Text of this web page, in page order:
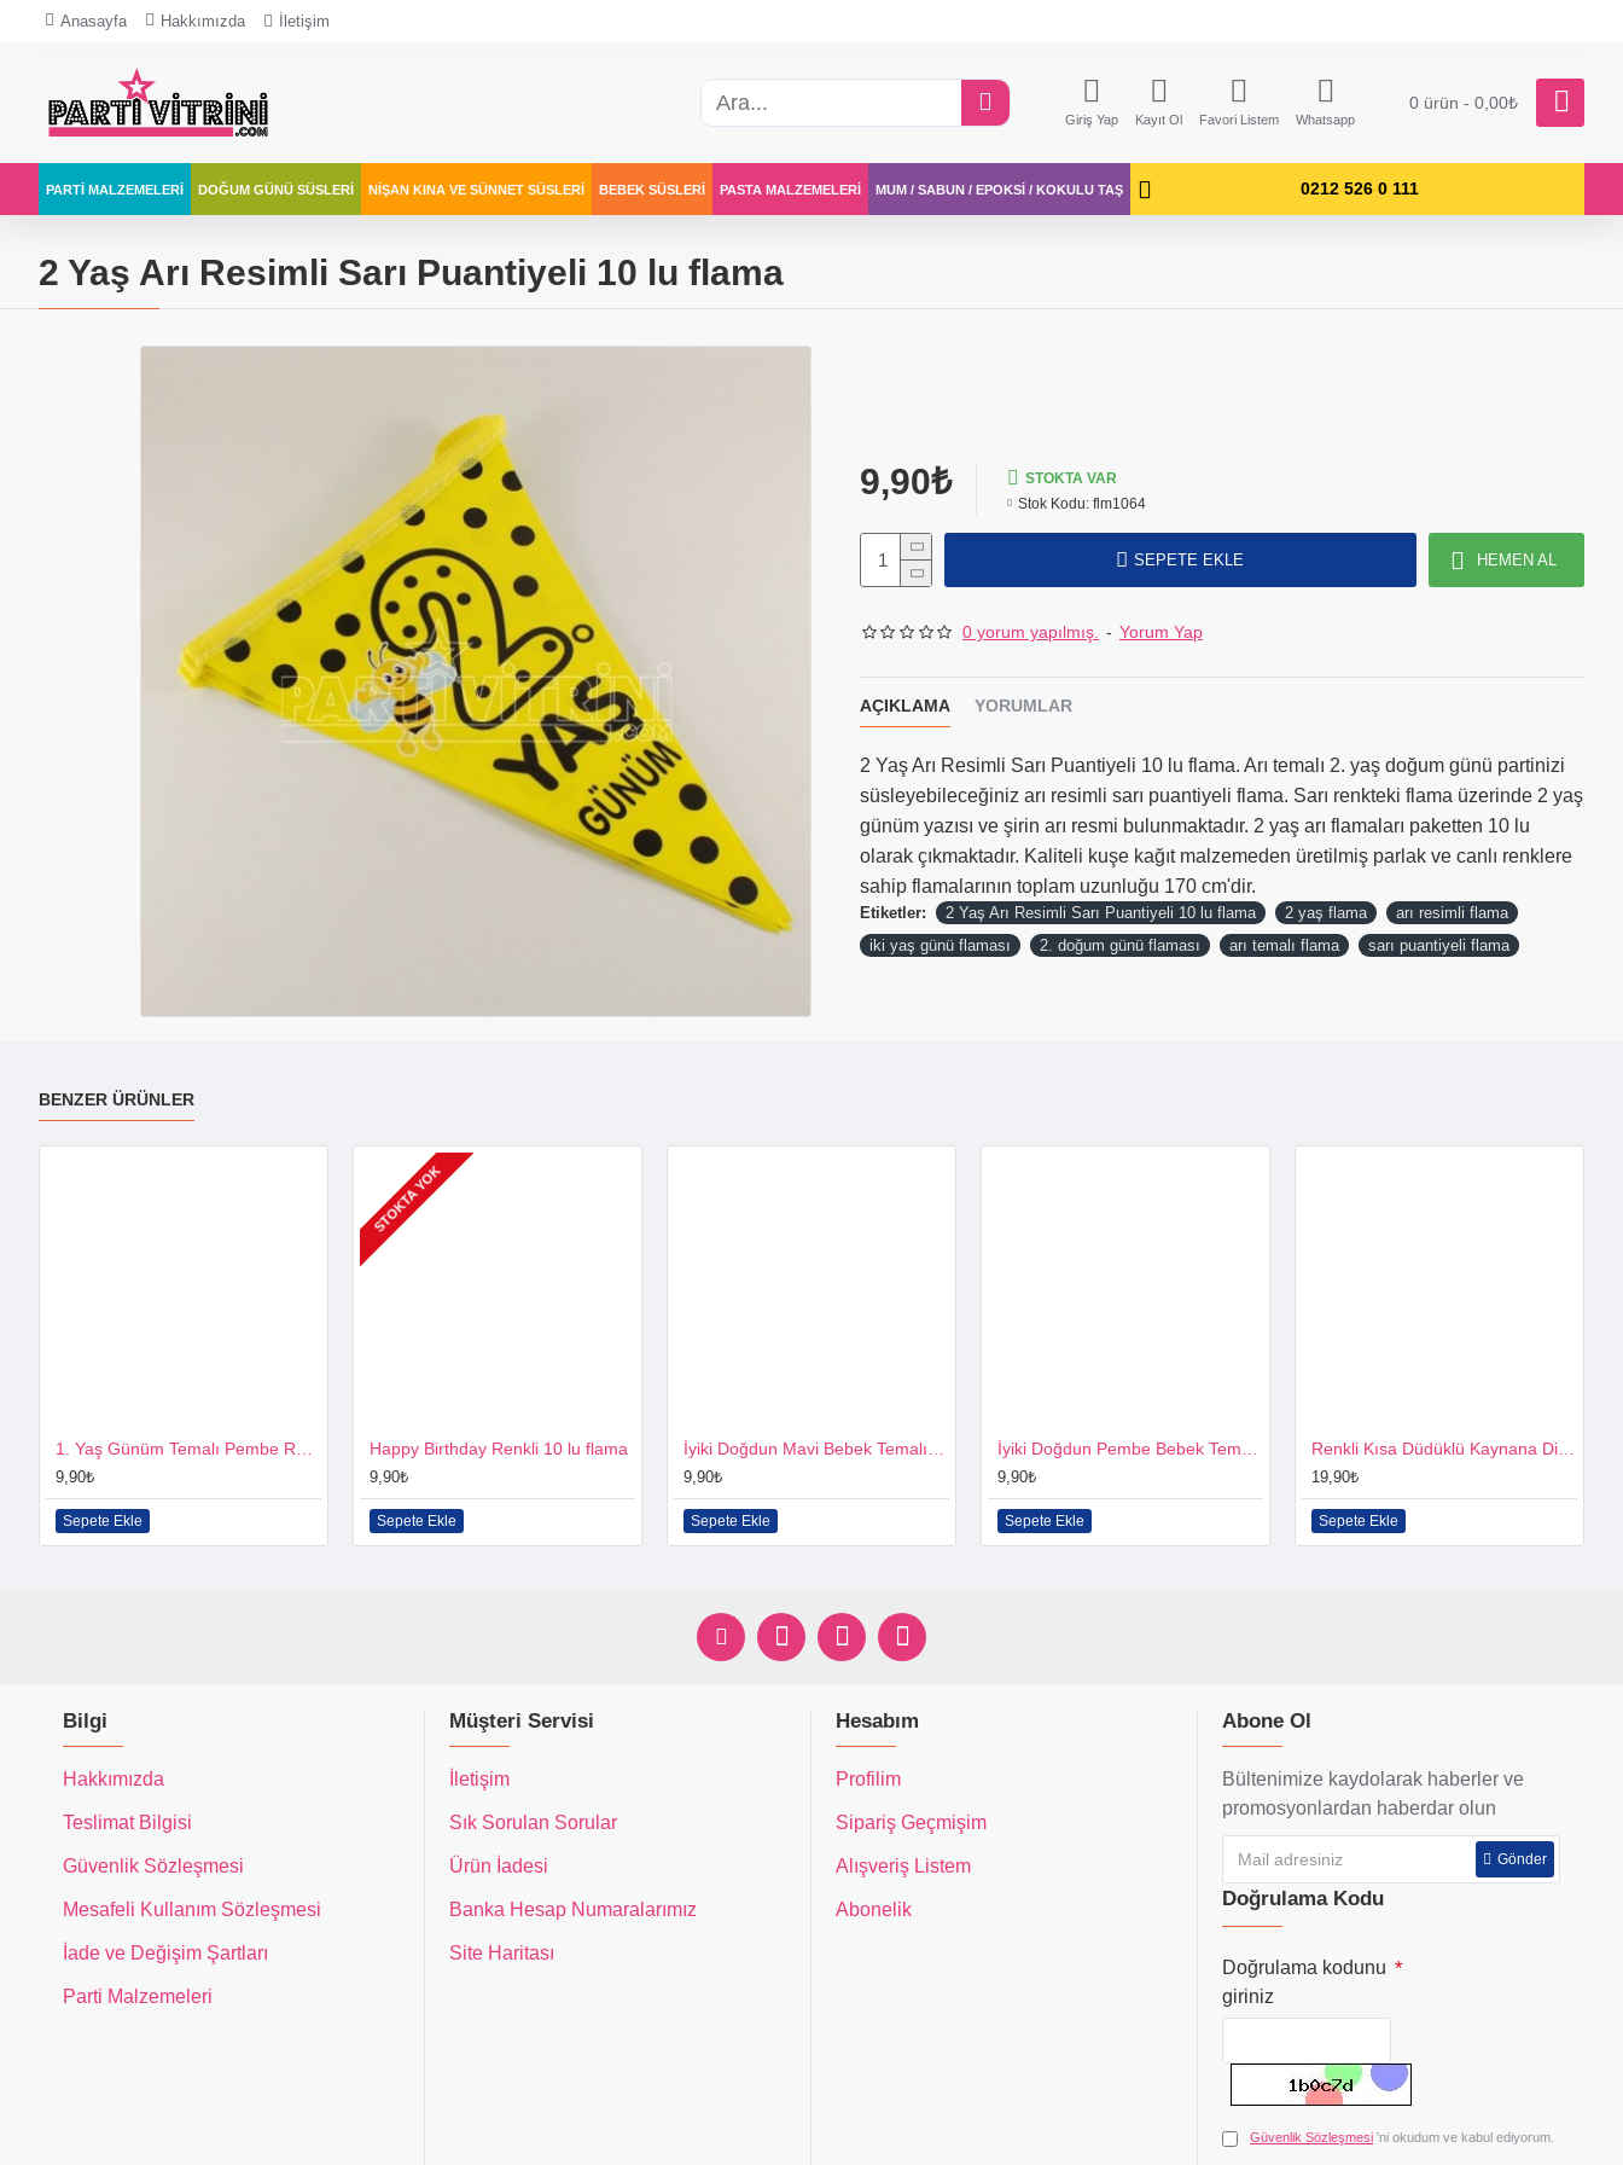
Anasayfa Hakkımızda İletişim
Giriş Yap Kayıt Ol Favori Listem Whatsapp
0 ürün - 0,00₺
PARTI MALZEMELERI DOĞUM GÜNÜ SÜSLERI NIŞAN KINA VE SÜNNET SÜSLERI BEBEK SÜSLERI PASTA MALZEMELERI MUM / SABUN / EPOKSI / KOKULU TAŞ 0212 526 0 111
2 Yaş Arı Resimli Sarı Puantiyeli 10 lu flama
0 yorum yapılmış. - Yorum Yap
9,90₺
STOKTA VAR
Stok Kodu: flm1064
SEPETE EKLE HEMEN AL
AÇIKLAMA YORUMLAR
2 Yaş Arı Resimli Sarı Puantiyeli 10 lu flama. Arı temalı 2. yaş doğum günü partinizi
süsleyebileceğiniz arı resimli sarı puantiyeli flama. Sarı renkteki flama üzerinde 2 yaş
günüm yazısı ve şirin arı resmi bulunmaktadır. 2 yaş arı flamaları paketten 10 lu
olarak çıkmaktadır. Kaliteli kuşe kağıt malzemeden üretilmiş parlak ve canlı renklere
sahip flamalarının toplam uzunluğu 170 cm'dir.
Etiketler: 2 Yaş Arı Resimli Sarı Puantiyeli 10 lu flama 2 yaş flama
arı resimli flama
iki yaş günü flaması
2. doğum günü flaması arı temalı flama sarı puantiyeli flama
BENZER ÜRÜNLER
9,90₺
Sepete Ekle
STOKTA YOK
Happy Birthday Renkli 10 lu flama
9,90₺
Sepete Ekle
9,90₺
Sepete Ekle
9,90₺
Sepete Ekle
Renkli Kısa Düdüklü Kaynana Dili Seti 10 lu
19,90₺
Sepete Ekle
Bilgi
Hakkımızda
Teslimat Bilgisi
Güvenlik Sözleşmesi
Mesafeli Kullanım Sözleşmesi
İade ve Değişim Şartları
Parti Malzemeleri
Müşteri Servisi
İletişim
Sık Sorulan Sorular
Ürün İadesi
Banka Hesap Numaralarımız
Site Haritası
Hesabım
Profilim
Sipariş Geçmişim
Alışveriş Listem
Abonelik
Abone Ol
Bültenimize kaydolarak haberler ve
promosyonlardan haberdar olun
Gönder
Doğrulama Kodu
Doğrulama kodunu
giriniz
Güvenlik Sözleşmesi 'ni okudum ve kabul ediyorum.